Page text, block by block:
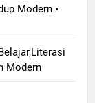
Modern •
Modern